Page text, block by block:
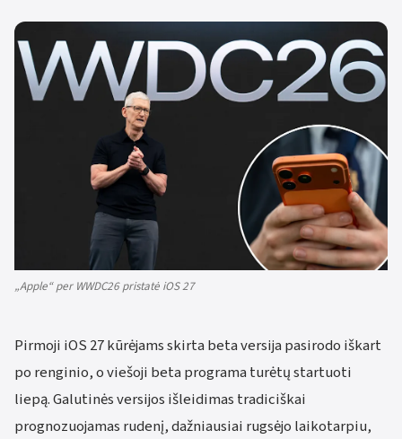
„Apple“ per WWDC26 pristatė iOS 27
Pirmoji iOS 27 kūrėjams skirta beta versija pasirodo iškart
po renginio, o viešoji beta programa turėtų startuoti
liepą. Galutinės versijos išleidimas tradiciškai
prognozuojamas rudenį, dažniausiai rugsėjo laikotarpiu,